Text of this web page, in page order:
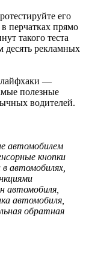
его
перчатках прямо
такого теста
десять рекламных
лайфхаки —
полезные
водителей.
автомобилем
кнопки
автомобилях,
автомобиля,
автомобиля,
обратная